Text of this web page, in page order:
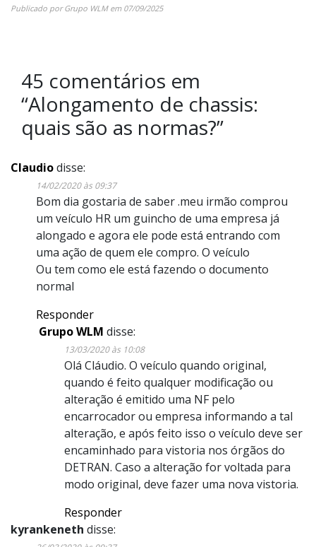
Publicado porGrupo WLMem 07/09/2025
45 comentários em
“Alongamento de chassis:
quais são as normas?”
Claudiodisse:
14/02/2020 às 09:37
Bom dia gostaria de saber .meu irmão comprou
um veículo HR um guincho de uma empresa já
alongado e agora ele pode está entrando com
uma ação de quem ele compro. O veículo
Ou tem como ele está fazendo o documento
normal
Responder
Grupo WLM disse:
13/03/2020 às 10:08
Olá Cláudio. O veículo quando original,
quando é feito qualquer modificação ou
alteração é emitido uma NF pelo
encarrocador ou empresa informando a tal
alteração, e após feito isso o veículo deve ser
encaminhado para vistoria nos órgãos do
DETRAN. Caso a alteração for voltada para
modo original, deve fazer uma nova vistoria.
Responder
kyrankeneth disse: